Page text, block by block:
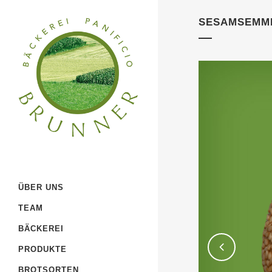
ÜBER UNS
TEAM
BÄCKEREI
PRODUKTE
BROTSORTEN